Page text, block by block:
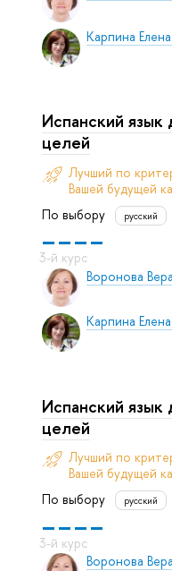
Карпина
Воронова
Карпина
Испанский
целей
Лучший по
Вашей будущей
По выбору
русский
Воронова
Испанский
целей
Лучший по
Вашей будущей
По выбору
русский